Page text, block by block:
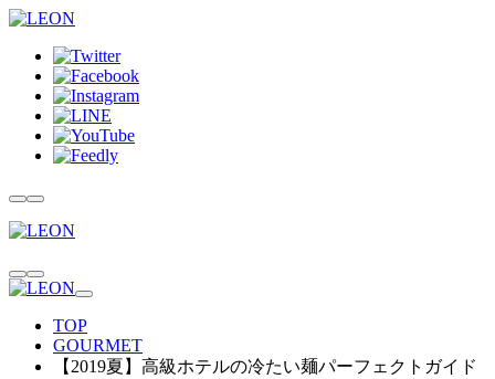
TOP
GOURMET
【2019夏】高級ホテルの冷たい麺パーフェクトガイド